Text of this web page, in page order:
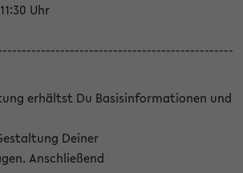
Uhr
erhältst Du Basisinformationen und
Deiner
Anschließend